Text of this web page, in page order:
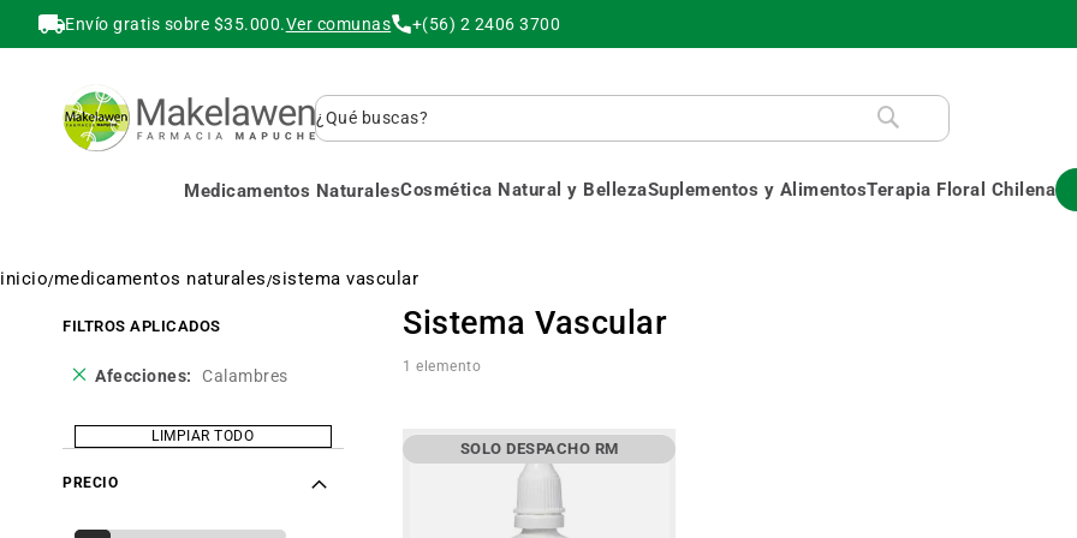
Envío gratis sobre $35.000.Ver comunas +(56) 2 2406 3700
Buscar
Medicamentos NaturalesCosmética Natural y BellezaSuplementos y AlimentosTerapia Floral Chilena
inicio medicamentos naturales sistema vascular
Sistema Vascular
1 elemento
SOLO DESPACHO RM
FILTROS APLICADOS
Afecciones Calambres
Eliminar
producto
LIMPIAR TODO
PRECIO